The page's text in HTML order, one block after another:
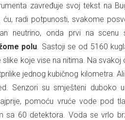
zavređuje svoj tekst na
radi potpunosti, svakome
neutrino, onda prvi na scenu
polu. Sastoji se od 5160
slike koje vise na nitima. Na
jednog kubičnog kilometra.
Senzori su smješteni
pomoću vruće vode pod
sa 60 detektora. Voda se vrlo